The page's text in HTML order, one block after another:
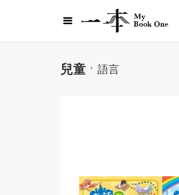
兒童 語言